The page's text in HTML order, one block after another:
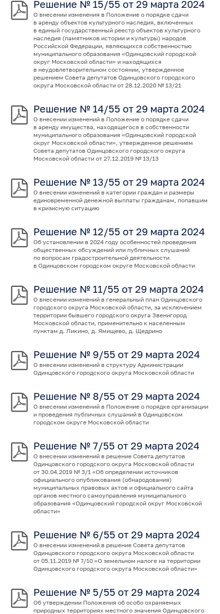
Решение № 15/55 от 29 марта 2024
О внесении изменения в Положение о порядке сдачи
в аренду объектов культурного наследия, включенных
в единый государственный реестр объектов культурного
наследия (памятников истории и культуры) народов
Российской Федерации, являющихся собственностью
муниципального образования «Одинцовский городской
округ Московской области» и находящихся
в неудовлетворительном состоянии, утвержденное
решением Совета депутатов Одинцовского городского
округа Московской области от 28.12.2020 № 13/21
Решение № 14/55 от 29 марта 2024
О внесении изменений в Положение о порядке сдачи
в аренду имущества, находящегося в собственности
муниципального образования «Одинцовский городской
округ Московской области», утвержденное решением
Совета депутатов Одинцовского городского округа
Московской области от 27.12.2019 № 13/13
Решение № 13/55 от 29 марта 2024
О внесении изменений в категории граждан и размеры
единовременной денежной выплаты гражданам, попавшим
в кризисную ситуацию
Решение № 12/55 от 29 марта 2024
Об установлении в 2024 году особенностей проведения
общественных обсуждений или публичных слушаний
по вопросам градостроительной деятельности
в Одинцовском городском округе Московской области
Решение № 11/55 от 29 марта 2024
О внесении изменений в генеральный план Одинцовского
городского округа Московской области, за исключением
территории бывшего городского округа Звенигород
Московской области, применительно к населенным
пунктам д. Ликино, д. Ямищево, д. Щедрино
Решение № 9/55 от 29 марта 2024
О внесении изменений в структуру Администрации
Одинцовского городского округа Московской области
Решение № 8/55 от 29 марта 2024
О внесении изменений в Положение о порядке организации
и проведения публичных слушаний в Одинцовском
городском округе Московской области
Решение № 7/55 от 29 марта 2024
О внесении изменений в решение Совета депутатов
Одинцовского городского округа Московской области
от 30.04.2019 № 3/1 «Об определении источников
официального опубликования (обнародования)
муниципальных правовых актов и официального сайта
органов местного самоуправления муниципального
образования «Одинцовский городской округ Московской
области»
Решение № 6/55 от 29 марта 2024
О внесении изменений в решение Совета депутатов
Одинцовского городского округа Московской области
от 05.11.2019 № 7/10 «О земельном налоге на территории
Одинцовского городского округа Московской области»
Решение № 5/55 от 29 марта 2024
Об утверждении Положения об особо охраняемых
природных территориях местного значения Одинцовского